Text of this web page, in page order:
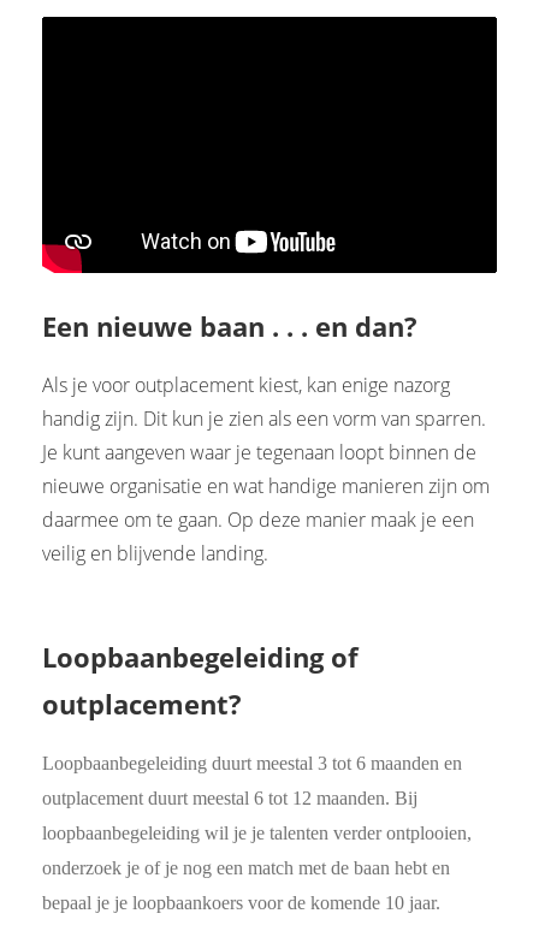
Een nieuwe baan . . . en dan?
Als je voor outplacement kiest, kan enige nazorg
handig zijn. Dit kun je zien als een vorm van sparren.
Je kunt aangeven waar je tegenaan loopt binnen de
nieuwe organisatie en wat handige manieren zijn om
daarmee om te gaan. Op deze manier maak je een
veilig en blijvende landing.
Loopbaanbegeleiding of
outplacement?
Loopbaanbegeleiding duurt meestal 3 tot 6 maanden en
outplacement duurt meestal 6 tot 12 maanden. Bij
loopbaanbegeleiding wil je je talenten verder ontplooien,
onderzoek je of je nog een match met de baan hebt en
bepaal je je loopbaankoers voor de komende 10 jaar.